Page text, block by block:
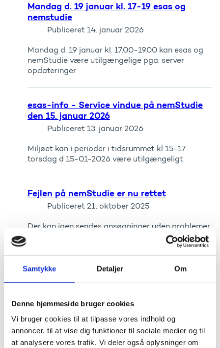
Samtykke Detaljer Om
Denne hjemmeside bruger cookies
Vi bruger cookies til at tilpasse vores indhold og
annoncer, til at vise dig funktioner til sociale medier og til
at analysere vores trafik. Vi deler også oplysninger om
Mandag d. 19 januar kl. 17-19 esas og
nemstudie
Publiceret 14. januar 2026
Mandag d. 19 januar kl. 17.00-19.00 kan esas og
nemStudie være utilgængelige pga. server
opdateringer
esas-info - Service vindue på nemStudie
den 15. januar 2026
Publiceret 13. januar 2026
Miljøet kan i perioder i tidsrummet kl 15-17
torsdag d 15-01-2026 være utilgængeligt
Fejlen på nemStudie er nu rettet
Publiceret 21. oktober 2025
Der kan igen sendes ansøgninger uden problemer.
Publiceret 21. oktober 2025
på nemStudie. Vi forventer at der vil gå en halv
time, hvorefter det igen vil være muligt at ansøge
i nemStudie. Vi sender en opdatering ud igen...